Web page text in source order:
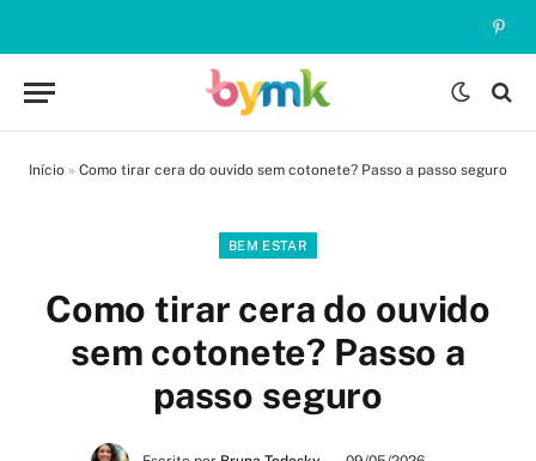
Início » Como tirar cera do ouvido sem cotonete? Passo a passo seguro
BEM ESTAR
Como tirar cera do ouvido
sem cotonete? Passo a
passo seguro